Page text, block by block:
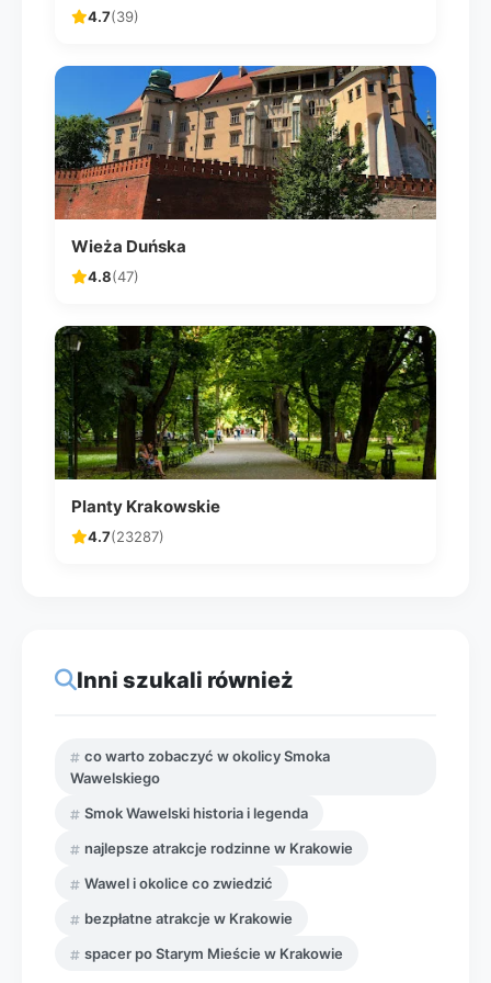
4.7(39)
Wieża Duńska
4.8(47)
Planty Krakowskie
4.7(23287)
Inni szukali również
co warto zobaczyć w okolicy Smoka
Wawelskiego
Smok Wawelski historia i legenda
najlepsze atrakcje rodzinne w Krakowie
Wawel i okolice co zwiedzić
bezpłatne atrakcje w Krakowie
spacer po Starym Mieście w Krakowie